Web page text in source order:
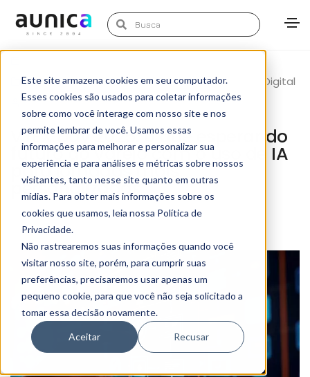
Este site armazena cookies em seu computador.
Esses cookies são usados para coletar informações
sobre como você interage com nosso site e nos
permite lembrar de você. Usamos essas
informações para melhorar e personalizar sua
experiência e para análises e métricas sobre nossos
visitantes, tanto nesse site quanto em outras
mídias. Para obter mais informações sobre os
cookies que usamos, leia nossa Política de
Privacidade.
Não rastrearemos suas informações quando você
visitar nosso site, porém, para cumprir suas
preferências, precisaremos usar apenas um
pequeno cookie, para que você não seja solicitado a
tomar essa decisão novamente.
Aceitar Recusar
Business,Marketing de Dados,Transformação Digital
Marketing Aunica
VTEX Day 2025: o que esperar do
futuro do varejo com o uso de IA
para jornadas mais
personalizadas